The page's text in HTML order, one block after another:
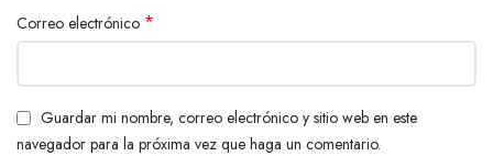
Correo electrónico *
Guardar mi nombre, correo electrónico y sitio web en este
navegador para la próxima vez que haga un comentario.